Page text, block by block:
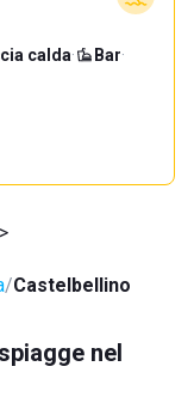
calda· Bar·
>
Castelbellino
nel